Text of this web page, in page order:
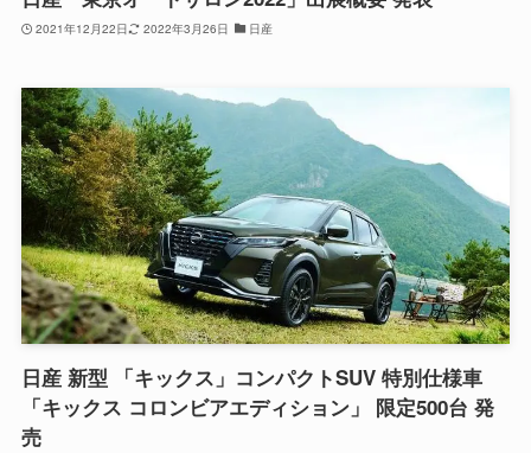
2021年12月22日 2022年3月26日 日産
日産 新型 「キックス」コンパクトSUV 特別仕様車
「キックス コロンビアエディション」 限定500台 発
売